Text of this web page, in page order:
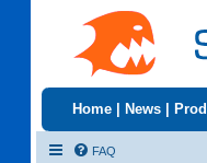
Home News
FAQ